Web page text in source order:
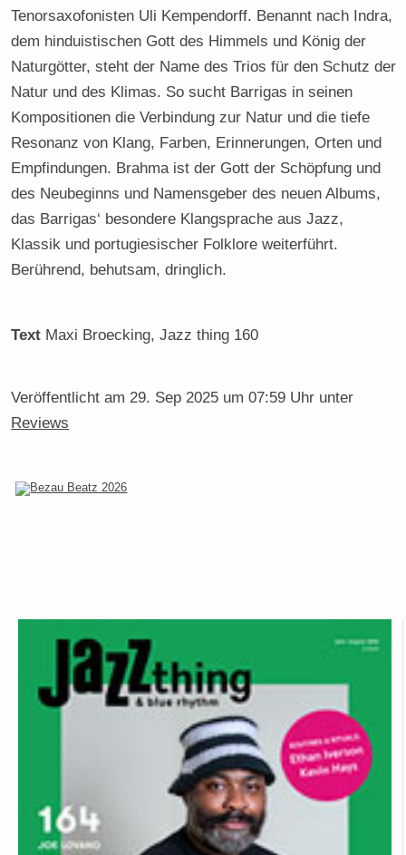
Tenorsaxofonisten Uli Kempendorff. Benannt nach Indra,
dem hinduistischen Gott des Himmels und König der
Naturgötter, steht der Name des Trios für den Schutz der
Natur und des Klimas. So sucht Barrigas in seinen
Kompositionen die Verbindung zur Natur und die tiefe
Resonanz von Klang, Farben, Erinnerungen, Orten und
Empfindungen. Brahma ist der Gott der Schöpfung und
des Neubeginns und Namensgeber des neuen Albums,
das Barrigas‘ besondere Klangsprache aus Jazz,
Klassik und portugiesischer Folklore weiterführt.
Berührend, behutsam, dringlich.
Text Maxi Broecking, Jazz thing 160
Veröffentlicht am 29. Sep 2025 um 07:59 Uhr unter
Reviews